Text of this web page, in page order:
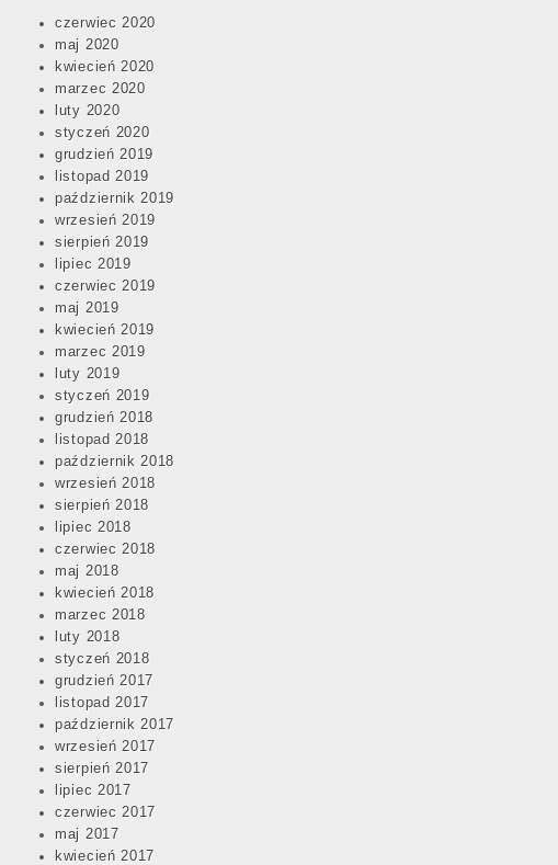
czerwiec 2020
maj 2020
kwiecień 2020
marzec 2020
luty 2020
styczeń 2020
grudzień 2019
listopad 2019
październik 2019
wrzesień 2019
sierpień 2019
lipiec 2019
czerwiec 2019
maj 2019
kwiecień 2019
marzec 2019
luty 2019
styczeń 2019
grudzień 2018
listopad 2018
październik 2018
wrzesień 2018
sierpień 2018
lipiec 2018
czerwiec 2018
maj 2018
kwiecień 2018
marzec 2018
luty 2018
styczeń 2018
grudzień 2017
listopad 2017
październik 2017
wrzesień 2017
sierpień 2017
lipiec 2017
czerwiec 2017
maj 2017
kwiecień 2017